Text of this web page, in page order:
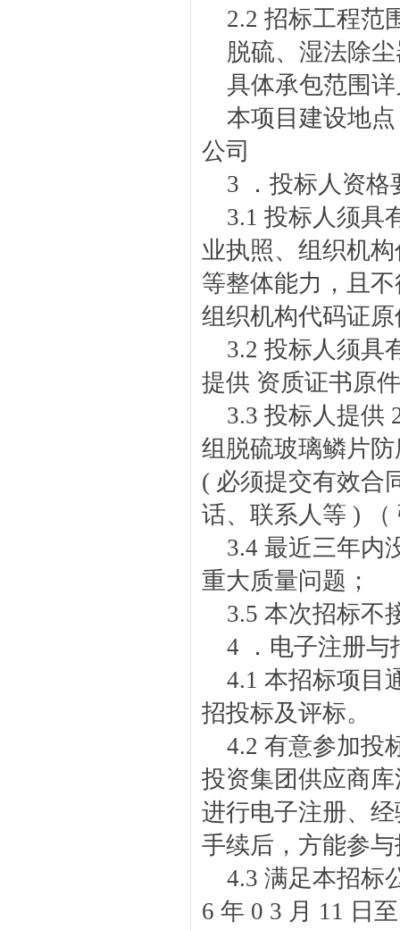
2.2 招标工程范
脱硫、湿法除
具体承包范围
本项目建设地
公司
3 ．投标人资格
3.1 投标人须具
业执照、组织机
等整体能力，且
组织机构代码证
3.2 投标人须具
提供 资质证书原
3.3 投标人提供
组脱硫玻璃鳞片
( 必须提交有效合
话、联系人等 )
3.4 最近三年内
重大质量问题；
3.5 本次招标不
4 ．电子注册与
4.1 本招标项目
招投标及评标。
4.2 有意参加投
投资集团供应商
进行电子注册、
手续后，方能参
4.3 满足本招标
6 年 0 3 月 11 日